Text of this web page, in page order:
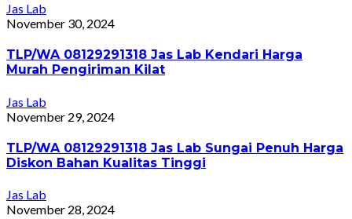
Jas Lab
November 30, 2024
TLP/WA 08129291318 Jas Lab Kendari Harga
Murah Pengiriman Kilat
Jas Lab
November 29, 2024
TLP/WA 08129291318 Jas Lab Sungai Penuh Harga
Diskon Bahan Kualitas Tinggi
Jas Lab
November 28, 2024